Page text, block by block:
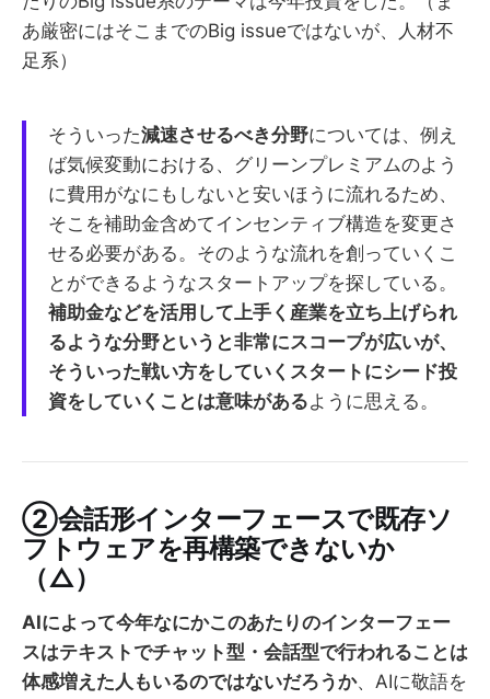
あ厳密にはそこまでのBig issueではないが、人材不
足系）
そういった減速させるべき分野については、例え
ば気候変動における、グリーンプレミアムのよう
に費用がなにもしないと安いほうに流れるため、
そこを補助金含めてインセンティブ構造を変更さ
せる必要がある。そのような流れを創っていくこ
とができるようなスタートアップを探している。
補助金などを活用して上手く産業を立ち上げられ
るような分野というと非常にスコープが広いが、
そういった戦い方をしていくスタートにシード投
資をしていくことは意味があるように思える。
②会話形インターフェースで既存ソ
フトウェアを再構築できないか
（△）
AIによって今年なにかこのあたりのインターフェー
スはテキストでチャット型・会話型で行われることは
体感増えた人もいるのではないだろうか、AIに敬語を